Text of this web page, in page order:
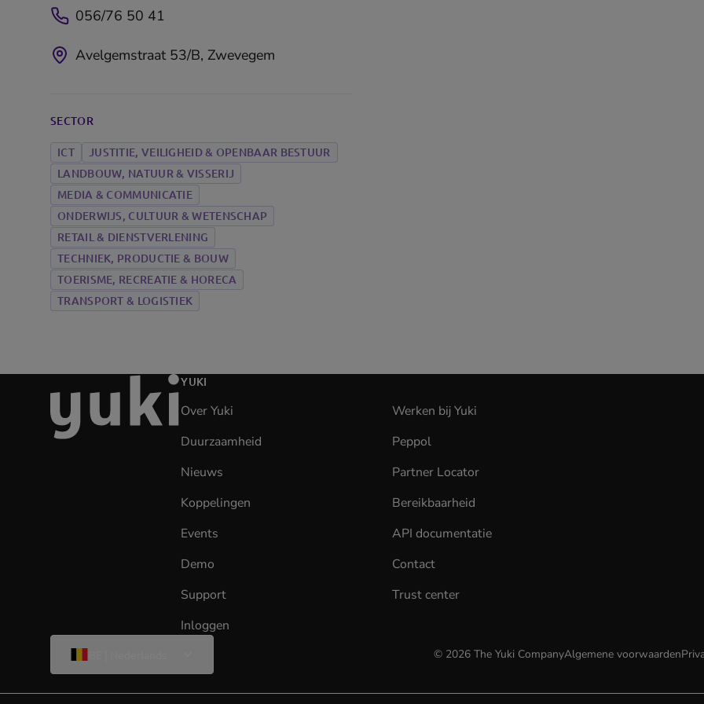
056/76 50 41
Avelgemstraat 53/B, Zwevegem
SECTOR
ICT
JUSTITIE, VEILIGHEID & OPENBAAR BESTUUR
LANDBOUW, NATUUR & VISSERIJ
MEDIA & COMMUNICATIE
ONDERWIJS, CULTUUR & WETENSCHAP
RETAIL & DIENSTVERLENING
TECHNIEK, PRODUCTIE & BOUW
TOERISME, RECREATIE & HORECA
TRANSPORT & LOGISTIEK
de
homepage
YUKI
Over Yuki Werken bij Yuki
Duurzaamheid
Peppol
Nieuws
Partner Locator
Koppelingen
Bereikbaarheid
Events
API documentatie(opens
Demo
Contact
Support
Trust center
Inloggen
© 2026 The Yuki CompanyAlgemene voorwaarden